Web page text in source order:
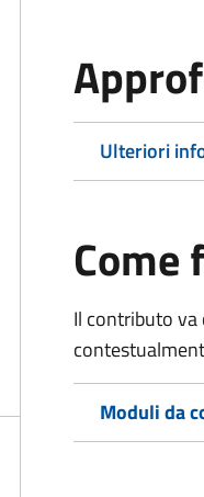
Ulteriori
Come
Il contributo
Moduli da